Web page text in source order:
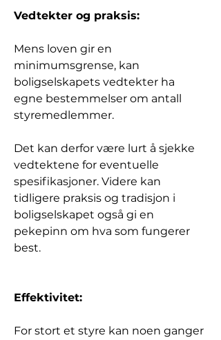
Vedtekter og praksis:
Mens loven gir en
minimumsgrense, kan
boligselskapets vedtekter ha
egne bestemmelser om antall
styremedlemmer.
Det kan derfor være lurt å sjekke
vedtektene for eventuelle
spesifikasjoner. Videre kan
tidligere praksis og tradisjon i
boligselskapet også gi en
pekepinn om hva som fungerer
best.
Effektivitet:
For stort et styre kan noen ganger